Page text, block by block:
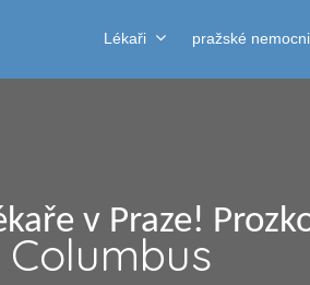
Lékaři pražské
v Praze!
Columbus